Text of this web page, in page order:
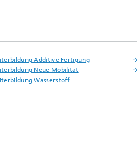
Additive Fertigung
Neue Mobilität
Wasserstoff